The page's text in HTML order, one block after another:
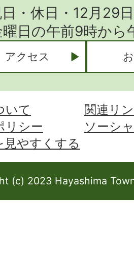
・休日・12月29
曜日の午前9時か
アクセス
いて
関連リ
リシー
ソーシ
やすくする
(c) 2023 Hayashima